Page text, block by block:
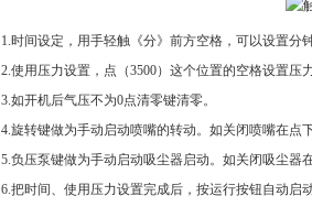
1.时间设定，用手轻触《分》前方空格，可以设置分
2.使用压力设置，点（3500）这个位置的空格设置压力
3.如开机后气压不为0点清零键清零。
4.旋转键做为手动启动喷嘴的转动。如关闭喷嘴在点
5.负压泵键做为手动启动吸尘器启动。如关闭吸尘器
6.把时间、使用压力设置完成后，按运行按钮自动启